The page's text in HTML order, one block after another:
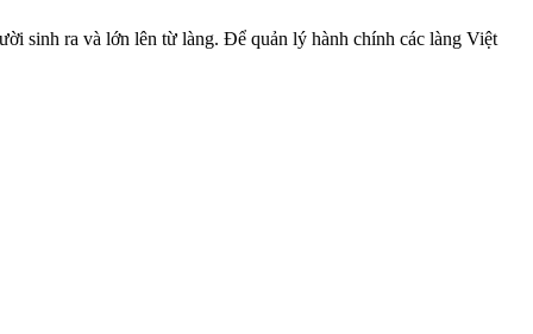
sinh ra và lớn lên từ làng. Để quản lý hành chính các làng Việt